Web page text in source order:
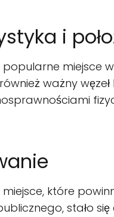
i
popularne miejsce
ważny
które
stało